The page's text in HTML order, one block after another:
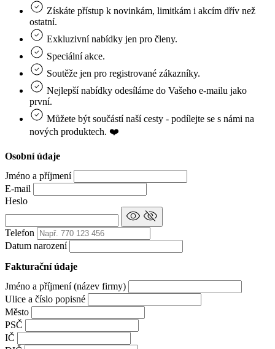
Získáte přístup k novinkám, limitkám i akcím dřív než
ostatní.
Exkluzivní nabídky jen pro členy.
Speciální akce.
Soutěže jen pro registrované zákazníky.
Nejlepší nabídky odesíláme do Vašeho e‑mailu jako
první.
Můžete být součástí naší cesty - podílejte se s námi na
nových produktech. ❤️
Osobní údaje
Jméno a příjmení
E-mail
Heslo
Telefon
Datum narození
Fakturační údaje
Jméno a příjmení (název firmy)
Ulice a číslo popisné
Město
PSČ
IČ